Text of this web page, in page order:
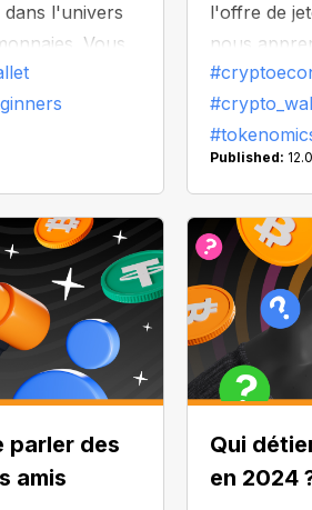
dans l'univers
Vous
et
nous à
leur
et la
en
l'offre de
nous
crypto-
autre
des jetons :
Published:
parler des
amis
Qui
en 2024